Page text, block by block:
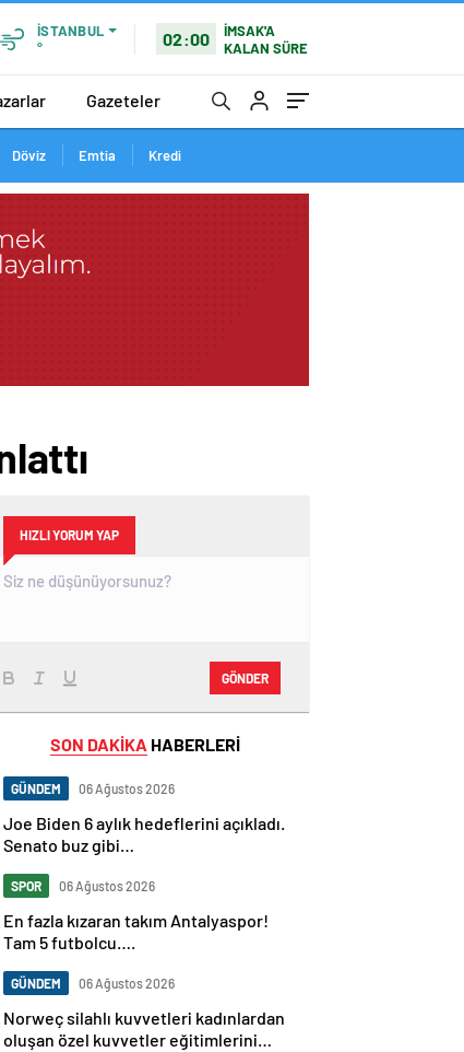
İSTANBUL
°
02:00
İMSAK'A
KALAN SÜRE
Gazeteler
Döviz Emtia Kredi
HIZLI YORUM YAP
GÖNDER
SON DAKİKA HABERLERİ
GÜNDEM 06 Ağustos 2026
Joe Biden 6 aylık hedeflerini açıkladı.
Senato buz gibi…
SPOR 06 Ağustos 2026
En fazla kızaran takım Antalyaspor!
Tam 5 futbolcu….
GÜNDEM 06 Ağustos 2026
Norweç silahlı kuvvetleri kadınlardan
oluşan özel kuvvetler eğitimlerini